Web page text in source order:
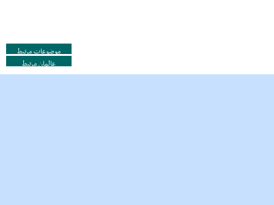
موضوعات مرتبط
عالمان مرتبط